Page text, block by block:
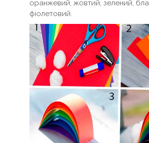
оранжевий, жовтий, зелений,
фіолетовий.